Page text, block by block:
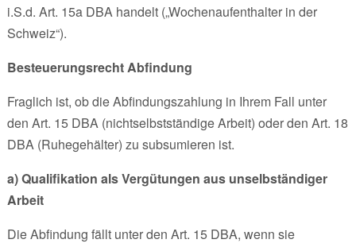
i.S.d. Art. 15a DBA handelt („Wochenaufenthalter in der
Schweiz“).
Besteuerungsrecht Abfindung
Fraglich ist, ob die Abfindungszahlung in Ihrem Fall unter
den Art. 15 DBA (nichtselbstständige Arbeit) oder den Art. 18
DBA (Ruhegehälter) zu subsumieren ist.
a) Qualifikation als Vergütungen aus unselbständiger
Arbeit
Die Abfindung fällt unter den Art. 15 DBA, wenn sie